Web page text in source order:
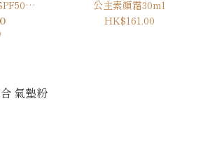
公主素顏霜30ml
HK$161.00